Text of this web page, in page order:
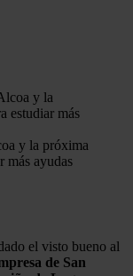
y la próxima
más ayudas
el visto bueno al
de San